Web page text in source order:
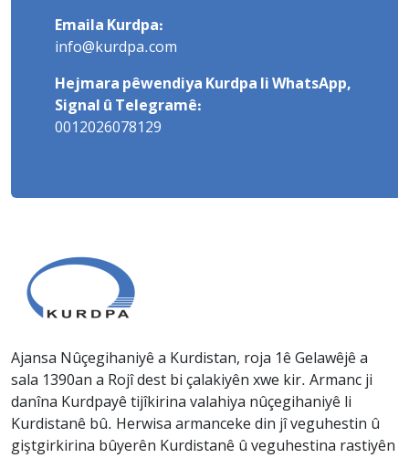
Emaila Kurdpa:
info@kurdpa.com
Hejmara pêwendiya Kurdpa li WhatsApp,
Signal û Telegramê:
0012026078129
Ajansa Nûçegihaniyê a Kurdistan, roja 1ê Gelawêjê a
sala 1390an a Rojî dest bi çalakiyên xwe kir. Armanc ji
danîna Kurdpayê tijîkirina valahiya nûçegihaniyê li
Kurdistanê bû. Herwisa armanceke din jî veguhestin û
giştgirkirina bûyerên Kurdistanê û veguhestina rastiyên